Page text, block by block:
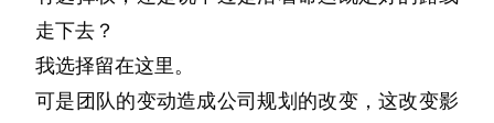
因为他们怕回去之后发现一切变了，也怕一切没
变。你没有怕。你回去了。
当年你给海星说的话，我一直没问你是什么。现
缕发梢。不时需要拿什么东西时我会帮忙递给
她，她则是头也不回地说谢谢，视野从未离开画
板。
他把头撇向一边。“那是，一本本子哪里写得
下。”接着，打开了带来的箱子。我以为他要拿
那些本子，没想到递到我眼前是捧花，还学着年
果然，进了家属院没多远，就看到了挂着数字4
的一栋老式家属楼。浅灰色的五层家属楼，看起
来和袁丽以前住的几乎完全相同。这些赫鲁晓夫
陈墨倒在了地上，没等夏楠反应过来，陈墨挣扎
着，爬到路边的绿化带，一阵猛吐，胃里翻江倒
海，吐的噼里啪啦。
我躲过了几个武警的堵截玩命的向马路上跑去，
这个时候天下起了大雨，我跑到一个丁字路口
前，看到从我的右边路口对面跑过来一个穿着白
对了，要离职的同事，新职位也是在南方包邮
区。
4.所以，我呢？
不知道。
走下去？
我选择留在这里。
可是团队的变动造成公司规划的改变，这改变影